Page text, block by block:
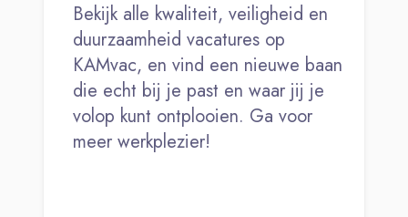
Bekijk alle kwaliteit, veiligheid en
duurzaamheid vacatures op
KAMvac, en vind een nieuwe baan
die echt bij je past en waar jij je
volop kunt ontplooien. Ga voor
meer werkplezier!